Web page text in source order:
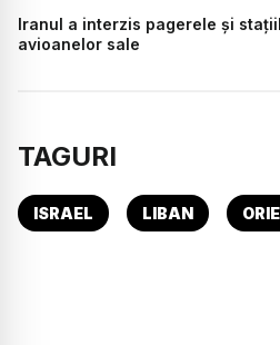
Iranul a interzis pagerele şi
avioanelor sale
TAGURI
ISRAEL LIBAN